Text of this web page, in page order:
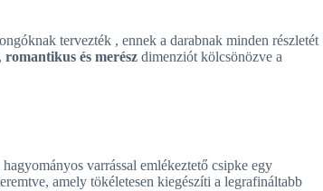
tervezték , ennek a darabnak minden részletét
romantikus és merész dimenziót kölcsönözve a
varrással emlékeztető csipke egy
amely tökéletesen kiegészíti a legrafináltabb